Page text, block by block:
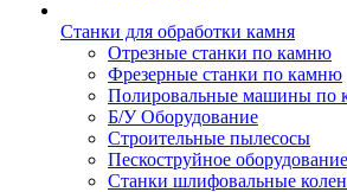
Станки для обработки камня
Отрезные станки по камню
Фрезерные станки по камню
Полировальные машины по
Б/У Оборудование
Строительные пылесосы
Пескоструйное
Станки шлифовальные